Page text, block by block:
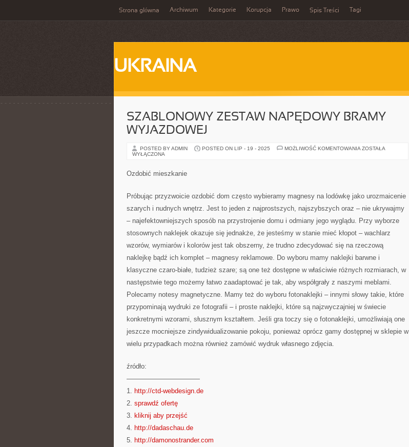
Strona główna Archiwum Kategorie Korupcja Prawo Spis Treści Tagi
UKRAINA
SZABLONOWY ZESTAW NAPĘDOWY BRAMY
WYJAZDOWEJ
POSTED BY ADMIN POSTED ON LIP - 19 - 2025 MOŻLIWOŚĆ KOMENTOWANIA SZABLONOWY
ZOSTAŁA
WYŁĄCZONA
Ozdobić mieszkanie
Próbując przyzwoicie ozdobić dom często wybieramy magnesy na lodówkę jako urozmaicenie
szarych i nudnych wnętrz. Jest to jeden z najprostszych, najszybszych oraz – nie ukrywajmy
– najefektowniejszych sposób na przystrojenie domu i odmiany jego wyglądu. Przy wyborze
stosownych naklejek okazuje się jednakże, że jesteśmy w stanie mieć kłopot – wachlarz
wzorów, wymiarów i kolorów jest tak obszerny, że trudno zdecydować się na rzeczową
naklejkę bądź ich komplet – magnesy reklamowe. Do wyboru mamy naklejki barwne i
klasyczne czaro-białe, tudzież szare; są one też dostępne w właściwie różnych rozmiarach, w
następstwie tego możemy łatwo zaadaptować je tak, aby współgrały z naszymi meblami.
Polecamy notesy magnetyczne. Mamy też do wyboru fotonaklejki – innymi słowy takie, które
przypominają wydruki ze fotografii – i proste naklejki, które są najzwyczajniej w świecie
konkretnymi wzorami, słusznym kształtem. Jeśli gra toczy się o fotonaklejki, umożliwiają one
jeszcze mocniejsze zindywidualizowanie pokoju, ponieważ oprócz gamy dostępnej w sklepie w
wielu przypadkach można również zamówić wydruk własnego zdjęcia.
źródło:
———————————
1. http://ctd-webdesign.de
2. sprawdź ofertę
3. kliknij aby przejść
4. http://dadaschau.de
5. http://damonostrander.com